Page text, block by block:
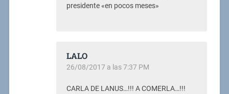
presidente «en pocos meses»
LALO
26/08/2017 a las 7:37 PM
CARLA DE LANUS…!!! A COMERLA…!!!